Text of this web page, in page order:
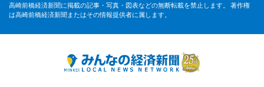
高崎前橋経済新聞に掲載の記事・写真・図表などの無断転載を禁止します。 著作権
は高崎前橋経済新聞またはその情報提供者に属します。